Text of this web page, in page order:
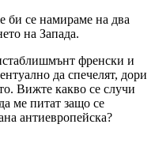
би се намираме на два
на Запада.
френски и
да спечелят, дори
Вижте какво се случи
ме питат защо се
антиевропейска?